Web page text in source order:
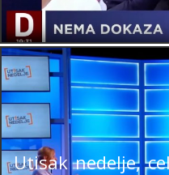
Utisak nedelje,